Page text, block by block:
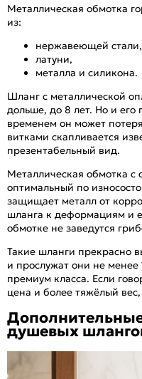
Металлическая обмотка
из:
нержавеющей стали,
латуни,
металла и силикона.
Шланг с металлической
дольше, до 8 лет. Но и его
временем он может
витками скапливается
презентабельный вид.
Металлическая обмотка с
оптимальный по
защищает металл от
шланга к деформациям и
обмотке не заведутся
Такие шланги прекрасно
и прослужат они не менее
премиум класса. Если
цена и более тяжёлый
душевых